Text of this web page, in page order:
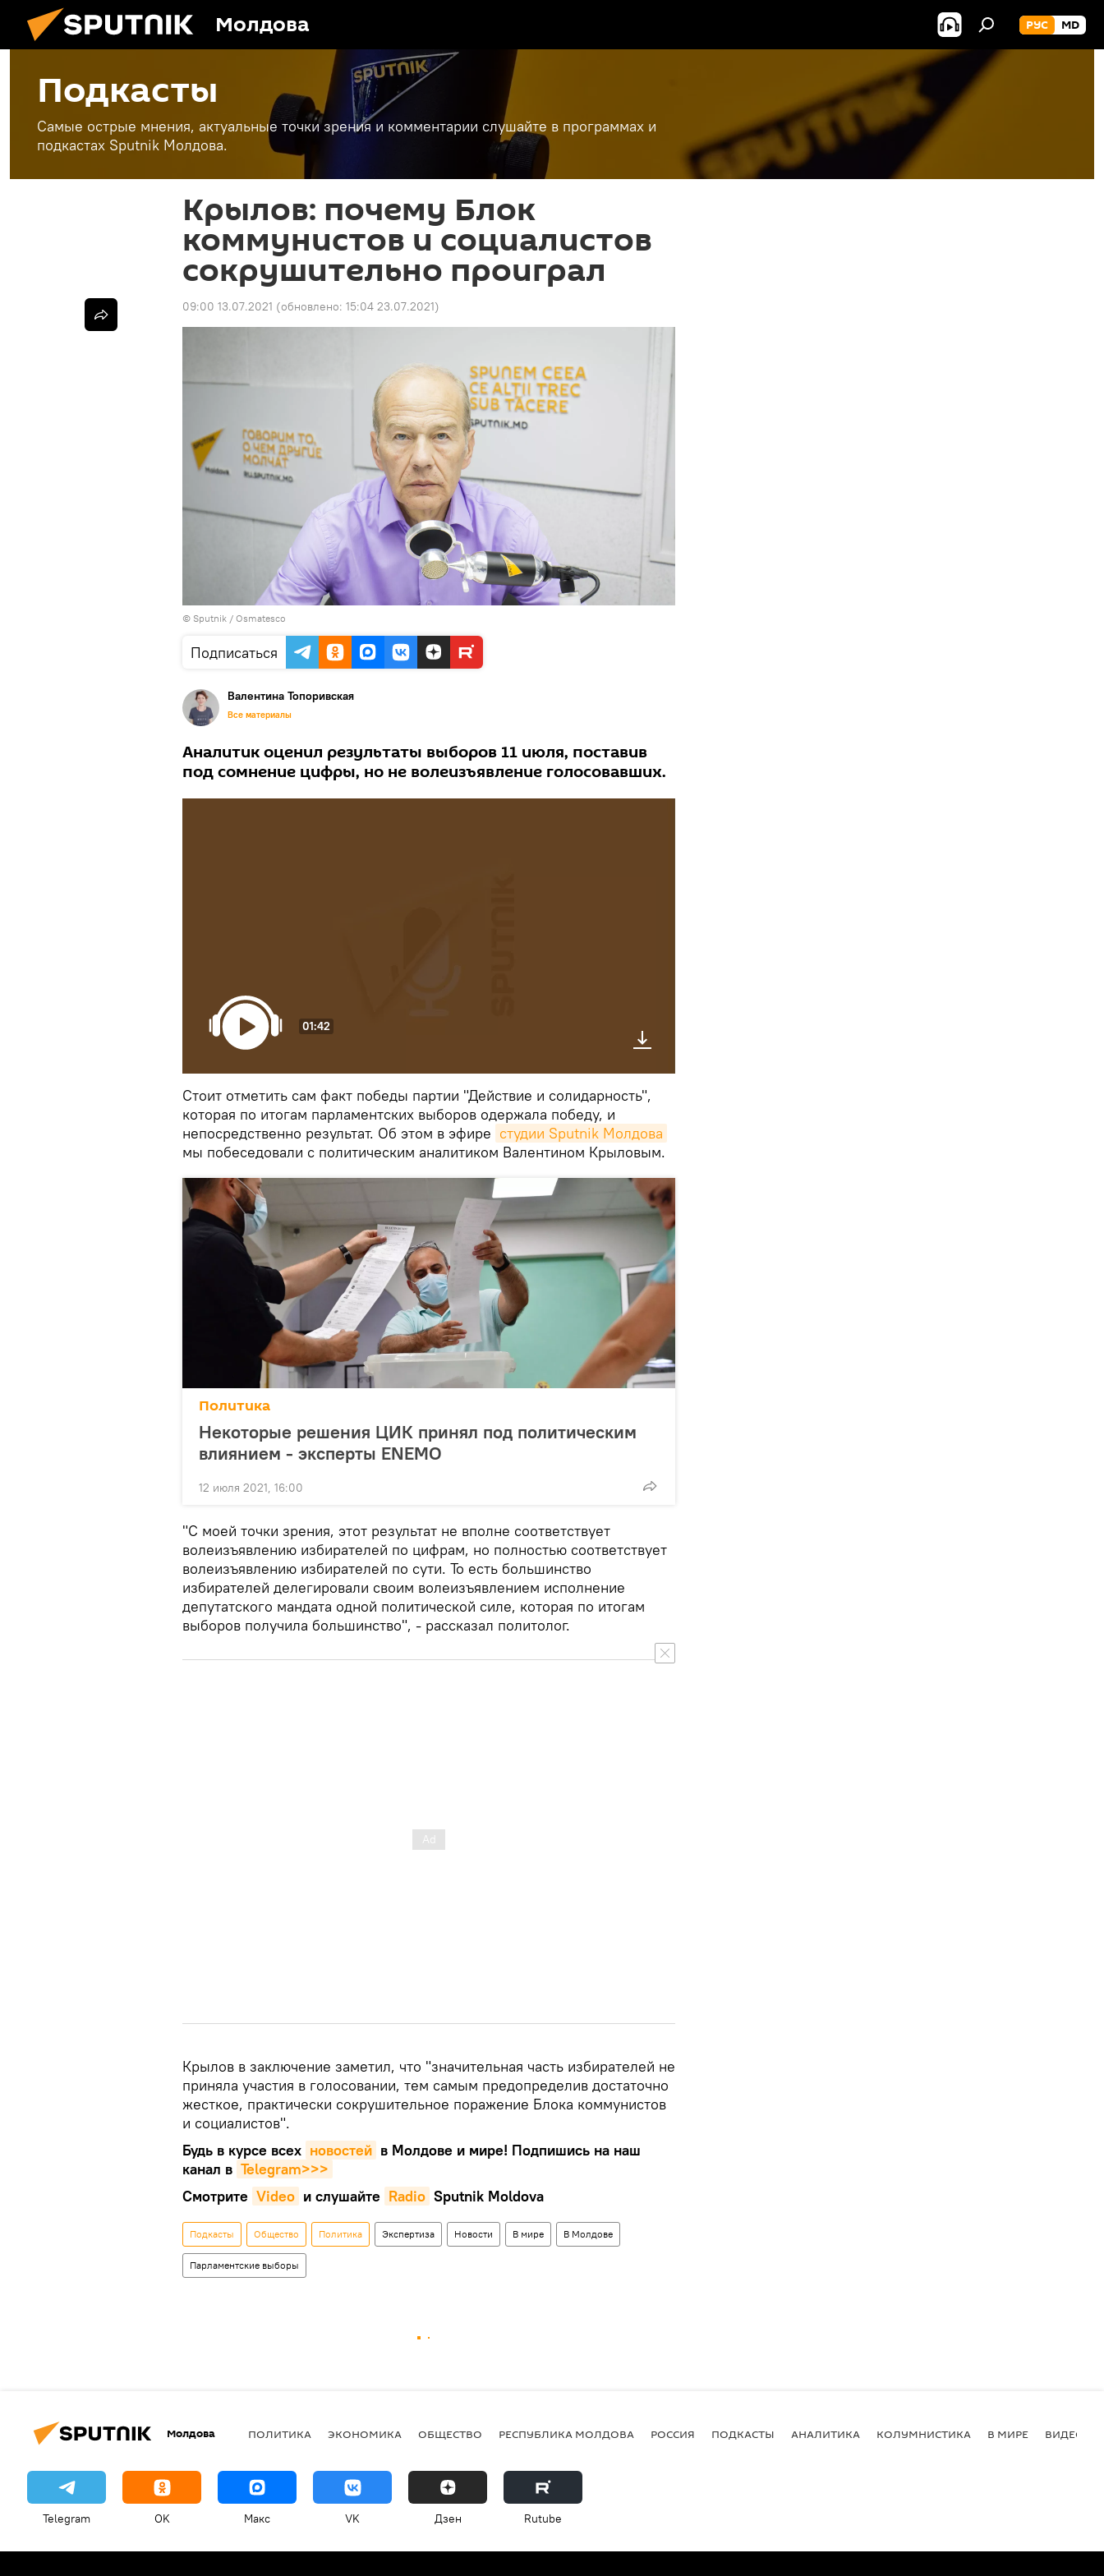
Молдова РУС MD
Подкасты
Самые острые мнения, актуальные точки зрения и комментарии слушайте в программах и
подкастах Sputnik Молдова.
Крылов: почему Блок
коммунистов и социалистов
сокрушительно проиграл
09:00 13.07.2021 (обновлено: 15:04 23.07.2021)
© Sputnik / Osmatesco
Подписаться
Валентина Топоривская
Все материалы
Аналитик оценил результаты выборов 11 июля, поставив
под сомнение цифры, но не волеизъявление голосовавших.
01:42
Стоит отметить сам факт победы партии "Действие и солидарность",
которая по итогам парламентских выборов одержала победу, и
непосредственно результат. Об этом в эфире студии Sputnik Молдова
мы побеседовали с политическим аналитиком Валентином Крыловым.
Политика
Некоторые решения ЦИК принял под политическим
влиянием - эксперты ENEMO
12 июля 2021, 16:00
"С моей точки зрения, этот результат не вполне соответствует
волеизъявлению избирателей по цифрам, но полностью соответствует
волеизъявлению избирателей по сути. То есть большинство
избирателей делегировали своим волеизъявлением исполнение
депутатского мандата одной политической силе, которая по итогам
выборов получила большинство", - рассказал политолог.
Крылов в заключение заметил, что "значительная часть избирателей не
приняла участия в голосовании, тем самым предопределив достаточно
жесткое, практически сокрушительное поражение Блока коммунистов
и социалистов".
Будь в курсе всех новостей в Молдове и мире! Подпишись на наш
канал в Telegram>>>
Смотрите Video и слушайте Radio Sputnik Moldova
Подкасты Общество Политика Экспертиза Новости В мире В Молдове
Парламентские выборы
Молдова ПОЛИТИКА ЭКОНОМИКА ОБЩЕСТВО РЕСПУБЛИКА МОЛДОВА РОССИЯ ПОДКАСТЫ АНАЛИТИКА КОЛУМНИСТИКА В МИРЕ ВИДЕО
Telegram OK Макс VK Дзен Rutube